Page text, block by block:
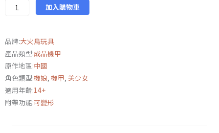
系
EX-
03
納
珂
婭
數
加入購物車
品牌:大火鳥玩具
產品類型:成品機甲
原作地區:中國
角色類型:機娘, 機甲, 美少女
適用年齡:14+
附帶功能:可變形